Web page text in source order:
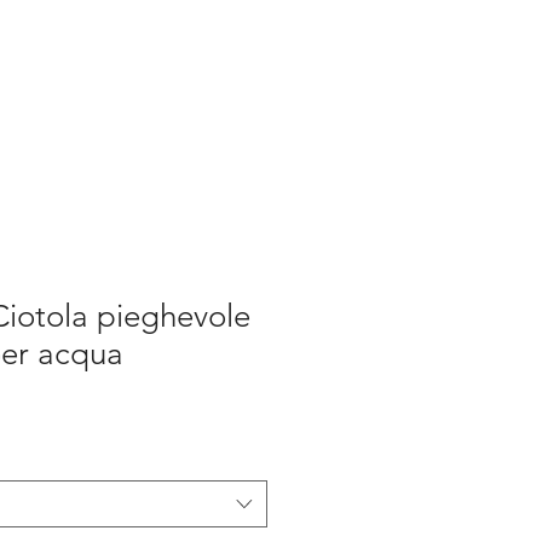
pieghevole
acqua